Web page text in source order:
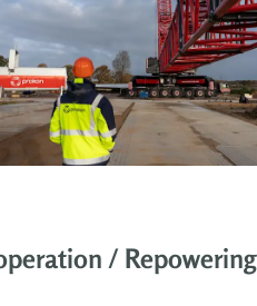
/ Repowering